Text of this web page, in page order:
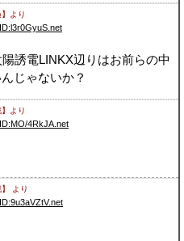
より
ID:l3r0GyuS.net
誘電LINKX辺りはお前らの中
じゃないか？
より
ID:MO/4RkJA.net
より
ID:9u3aVZtV.net